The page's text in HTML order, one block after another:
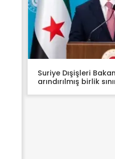
Suriye Dışişleri
arındırılmış birlik